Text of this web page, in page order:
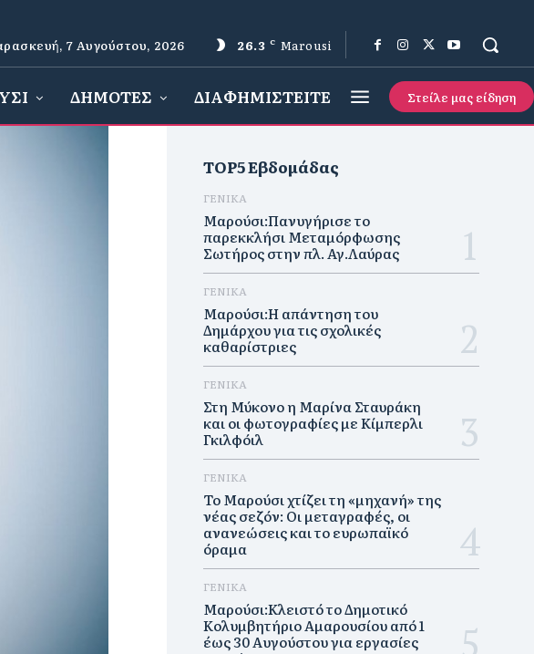
7 Αυγούστου, 2026 26.3 C Marousi
ΔΗΜΟΤΕΣ ΔΙΑΦΗΜΙΣΤΕΙΤΕ Στείλε μας είδηση
TOP5 Εβδομάδας
ΓΕΝΙΚΑ
Μαρούσι:Πανυγήρισε το
παρεκκλήσι Μεταμόρφωσης
Σωτήρος στην πλ. Αγ.Λαύρας
ΓΕΝΙΚΑ
Μαρούσι:Η απάντηση του
Δημάρχου για τις σχολικές
καθαρίστριες
ΓΕΝΙΚΑ
Στη Μύκονο η Μαρίνα Σταυράκη
και οι φωτογραφίες με Κίμπερλι
Γκιλφόιλ
ΓΕΝΙΚΑ
Το Μαρούσι χτίζει τη «μηχανή» της
νέας σεζόν: Οι μεταγραφές, οι
ανανεώσεις και το ευρωπαϊκό
όραμα
ΓΕΝΙΚΑ
Μαρούσι:Κλειστό το Δημοτικό
Κολυμβητήριο Αμαρουσίου από 1
έως 30 Αυγούστου για εργασίες